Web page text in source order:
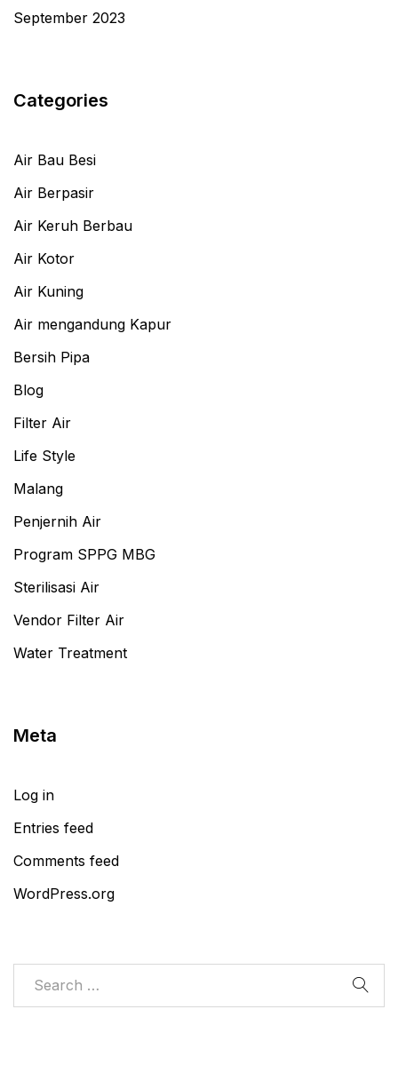
September 2023
Categories
Air Bau Besi
Air Berpasir
Air Keruh Berbau
Air Kotor
Air Kuning
Air mengandung Kapur
Bersih Pipa
Blog
Filter Air
Life Style
Malang
Penjernih Air
Program SPPG MBG
Sterilisasi Air
Vendor Filter Air
Water Treatment
Meta
Log in
Entries feed
Comments feed
WordPress.org